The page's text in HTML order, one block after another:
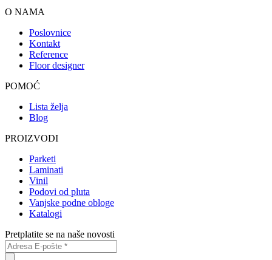
O NAMA
Poslovnice
Kontakt
Reference
Floor designer
POMOĆ
Lista želja
Blog
PROIZVODI
Parketi
Laminati
Vinil
Podovi od pluta
Vanjske podne obloge
Katalogi
Pretplatite se na naše novosti